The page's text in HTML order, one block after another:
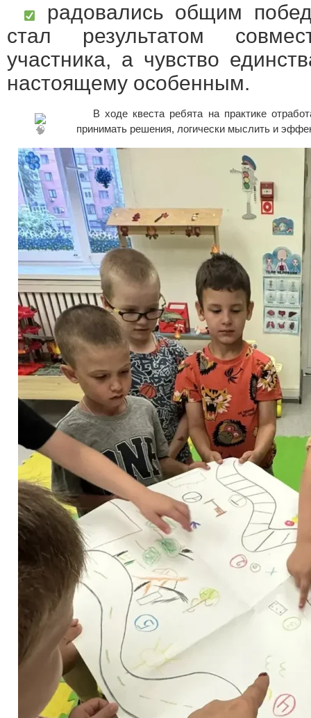
радовались общим
стал результатом
участника, а чувство
настоящему особенным.
В ходе квеста ребята на практике
принимать решения, логически мыслить и